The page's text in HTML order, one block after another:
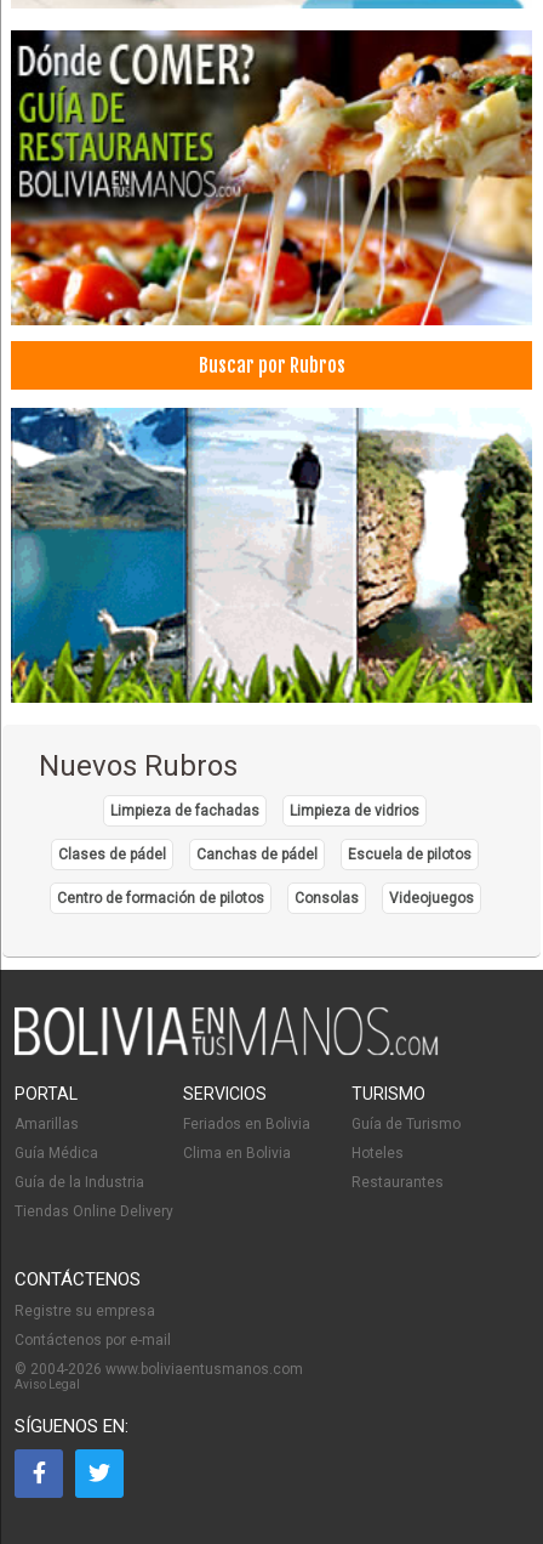
Buscar por Rubros
Nuevos Rubros
Limpieza de fachadas Limpieza de vidrios
Clases de pádel Canchas de pádel Escuela de pilotos
Centro de formación de pilotos Consolas Videojuegos
PORTAL
Amarillas
Guía Médica
Guía de la Industria
Tiendas Online Delivery
SERVICIOS
Feriados en Bolivia
Clima en Bolivia
TURISMO
Guía de Turismo
Hoteles
Restaurantes
CONTÁCTENOS
Registre su empresa
Contáctenos por e-mail
© 2004-2026 www.boliviaentusmanos.com
Aviso Legal
SÍGUENOS EN: